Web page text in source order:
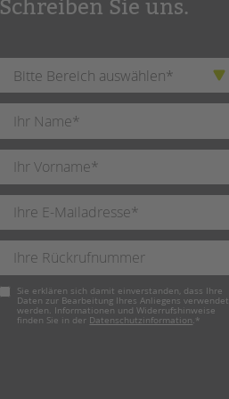
Schreiben Sie uns.
Pflichtfeld
Sie erklären sich damit einverstanden, dass Ihre
Daten zur Bearbeitung Ihres Anliegens verwendet
werden. Informationen und Widerrufshinweise
finden Sie in der Datenschutzinformation *